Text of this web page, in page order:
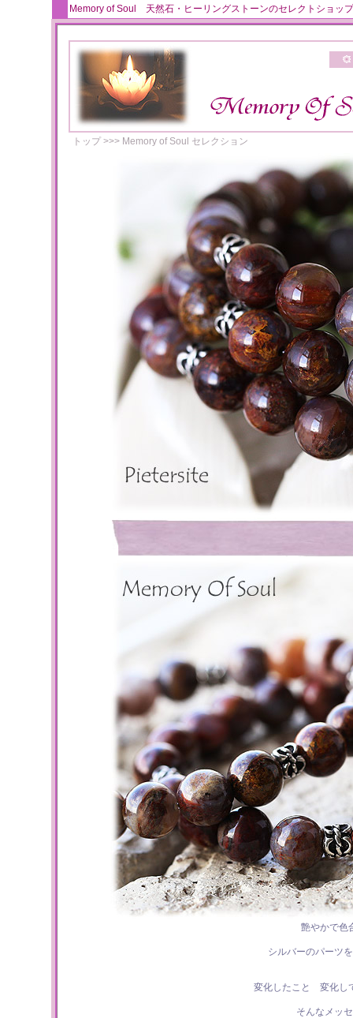
Memory of Soul 天然石・ヒーリングストーンのセレクトショッ
トップ>>> Memory of Soul セレクション
艶やかで色
シルバーのパーツ
変化したこと 変化し
そんなメッ